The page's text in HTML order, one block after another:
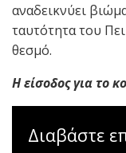
αναδεικνύει
ταυτότητα του
θεσμό.
Η είσοδος για το
Διαβάστε